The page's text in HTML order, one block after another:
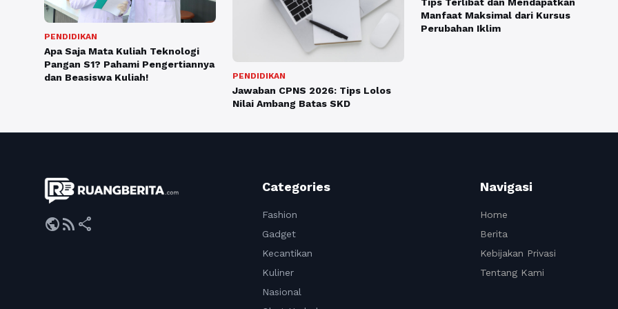
PENDIDIKAN
Apa Saja Mata Kuliah Teknologi
Pangan S1? Pahami Pengertiannya
dan Beasiswa Kuliah!
PENDIDIKAN
Jawaban CPNS 2026: Tips Lolos
Nilai Ambang Batas SKD
Manfaat Maksimal dari Kursus
Perubahan Iklim
publicrss_feed share
Categories
Fashion
Gadget
Kecantikan
Kuliner
Nasional
Navigasi
Home
Berita
Kebijakan Privasi
Tentang Kami